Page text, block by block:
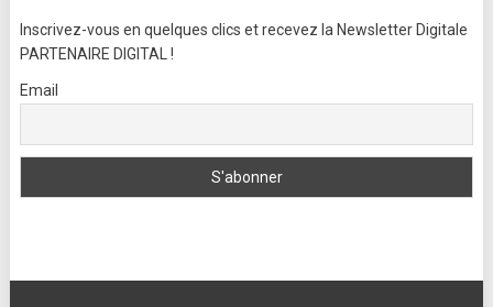
Inscrivez-vous en quelques clics et recevez la Newsletter Digitale
PARTENAIRE DIGITAL !
Email